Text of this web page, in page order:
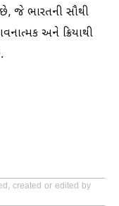
છે, જે ભારતની સૌથી
અને ક્રિયાથી
created or edited by